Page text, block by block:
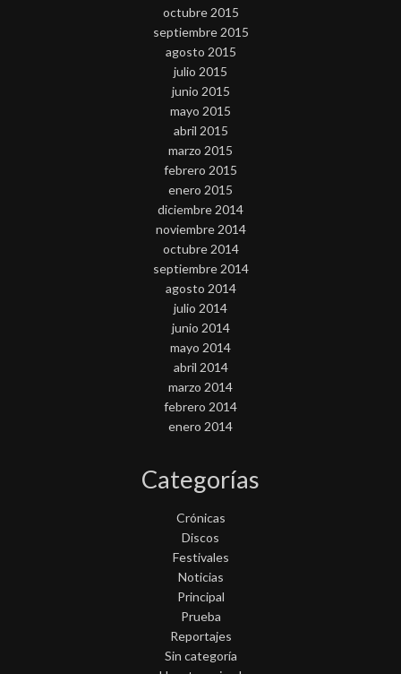
octubre 2015
septiembre 2015
agosto 2015
julio 2015
junio 2015
mayo 2015
abril 2015
marzo 2015
febrero 2015
enero 2015
diciembre 2014
noviembre 2014
octubre 2014
septiembre 2014
agosto 2014
julio 2014
junio 2014
mayo 2014
abril 2014
marzo 2014
febrero 2014
enero 2014
Categorías
Crónicas
Discos
Festivales
Noticias
Principal
Prueba
Reportajes
Sin categoría